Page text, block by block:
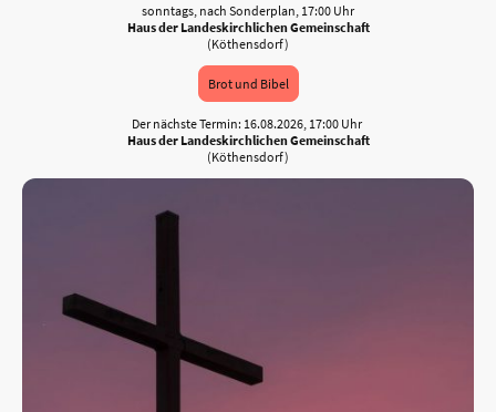
sonntags, nach Sonderplan, 17:00 Uhr
Haus der Landeskirchlichen Gemeinschaft
(Köthensdorf)
Brot und Bibel
Der nächste Termin: 16.08.2026, 17:00 Uhr
Haus der Landeskirchlichen Gemeinschaft
(Köthensdorf)